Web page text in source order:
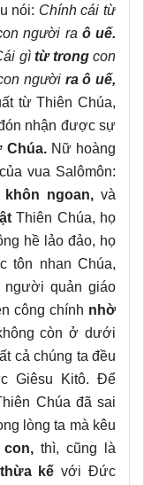
nói: Chính cái từ
người ra ô uế.
gìtừ trongcon
người ra ô uế,
từ Thiên Chúa,
nhận được sự
Chúa. Nữ hoàng
của vua Salômôn:
khôn ngoan,và
Thiên Chúa, họ
hề lảo đảo, họ
tôn nhan Chúa,
quản giáo
công chính nhờ
còn ở dưới
cả chúng ta đều
Giêsu Kitô. Để
Chúa đã sai
lòng ta mà kêu
thì, cũng là
kế với Đức